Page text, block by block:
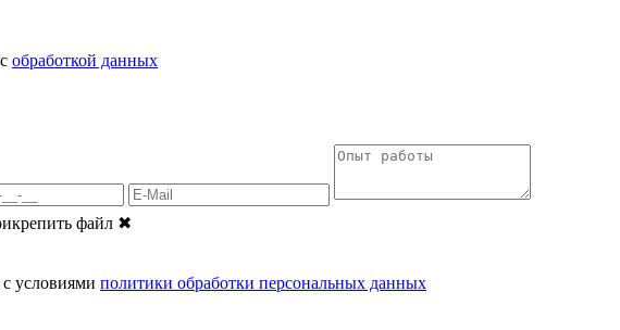
обработкой данных
файл ✖
условиями политики обработки персональных данных